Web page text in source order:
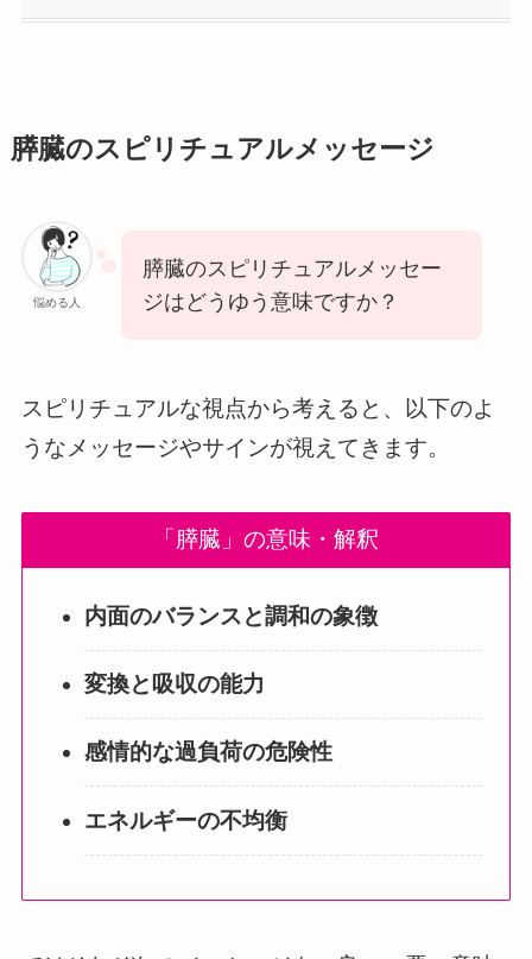
膵臓のスピリチュアルメッセージ
悩める人
膵臓のスピリチュアルメッセー
ジはどうゆう意味ですか？
スピリチュアルな視点から考えると、以下のよ
うなメッセージやサインが視えてきます。
「膵臓」の意味・解釈
内面のバランスと調和の象徴
変換と吸収の能力
感情的な過負荷の危険性
エネルギーの不均衡